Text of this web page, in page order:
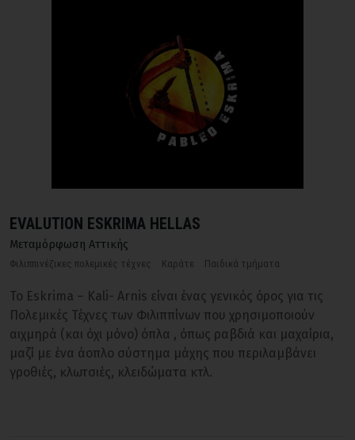
EVALUTION ESKRIMA HELLAS
Μεταμόρφωση Αττικής
Φιλιππινέζικες πολεμικές τέχνες Καράτε Παιδικά τμήματα
Το Eskrima – Kali- Arnis είναι ένας γενικός όρος για τις
Πολεμικές Τέχνες των Φιλιππίνων που χρησιμοποιούν
αιχμηρά (και όχι μόνο) όπλα , όπως ραβδιά και μαχαίρια,
μαζί με ένα άοπλο σύστημα μάχης που περιλαμβάνει
γροθιές, κλωτσιές, κλειδώματα κτλ.